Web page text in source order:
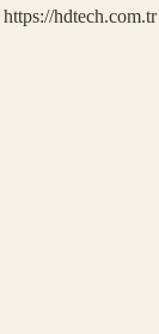
https://hdtech.com.tr